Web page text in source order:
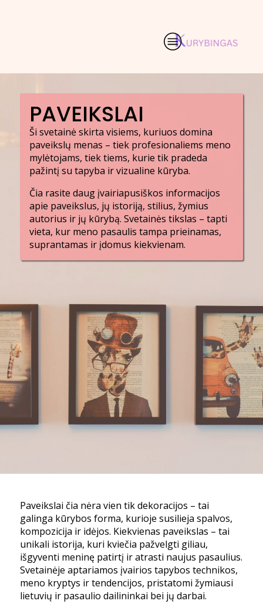
PAVEIKSLAI
Ši svetainė skirta visiems, kuriuos domina
paveikslų menas – tiek profesionaliems meno
mylėtojams, tiek tiems, kurie tik pradeda
pažintį su tapyba ir vizualine kūryba.
Čia rasite daug įvairiapusiškos informacijos
apie paveikslus, jų istoriją, stilius, žymius
autorius ir jų kūrybą. Svetainės tikslas – tapti
vieta, kur meno pasaulis tampa prieinamas,
suprantamas ir įdomus kiekvienam.
Paveikslai čia nėra vien tik dekoracijos – tai
galinga kūrybos forma, kurioje susilieja spalvos,
kompozicija ir idėjos. Kiekvienas paveikslas – tai
unikali istorija, kuri kviečia pažvelgti giliau,
išgyventi meninę patirtį ir atrasti naujus pasaulius.
Svetainėje aptariamos įvairios tapybos technikos,
meno kryptys ir tendencijos, pristatomi žymiausi
lietuvių ir pasaulio dailininkai bei jų darbai.